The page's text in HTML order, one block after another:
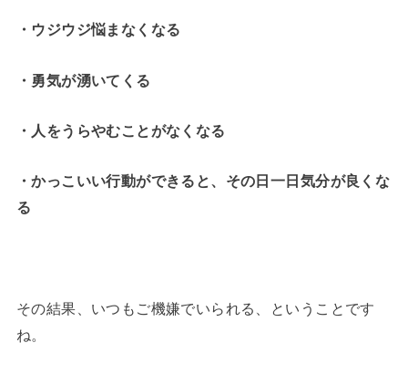
・ウジウジ悩まなくなる
・勇気が湧いてくる
・人をうらやむことがなくなる
・かっこいい行動ができると、その日一日気分が良くな
る
その結果、いつもご機嫌でいられる、ということです
ね。